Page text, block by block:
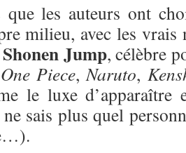
que les auteurs ont
milieu, avec les
Shonen Jump, célèbre
One Piece,Naruto,
le luxe d’apparaître
sais plus quel